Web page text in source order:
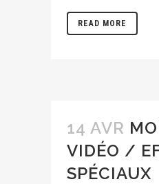
READ MORE
14 AVR
VIDÉO /
SPÉCIAUX